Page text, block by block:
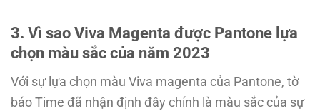
3. Vì sao Viva Magenta được Pantone lựa
chọn màu sắc của năm 2023
Với sự lựa chọn màu Viva magenta của Pantone, tờ
báo Time đã nhận định đây chính là màu sắc của sự